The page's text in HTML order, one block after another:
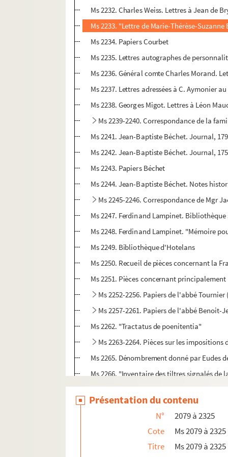
Ms 2232. Charles Weiss. Lettres à Jean de
Ms 2233. "Lettre de Marie-Thérèse-
Ms 2234. Papiers Courbet
Ms 2235. Lettres autographes de
Ms 2236. Général comte Charles Morand.
Ms 2237. Lettres adressées à C. Aymonier
Ms 2238. Georges Migot. Lettres à Léon
Ms 2239-2240. Correspondance de la
Ms 2241. Jean-Baptiste Béchet. Journal,
Ms 2242. Jean-Baptiste Béchet. Journal,
Ms 2243. Papiers Béchet
Ms 2244. Jean-Baptiste Béchet. Notes
Ms 2245-2246. Correspondance de Mgr
Ms 2247. Ferdinand Lampinet.
Ms 2248. Ferdinand Lampinet. "Mémoire
Ms 2249. Bibliothèque d'Hotelans
Ms 2250. Recueil de pièces concernant la
Ms 2251. Pièces concernant
Ms 2252-2256. Papiers de l'abbé Tournier
Ms 2257-2261. Papiers de l'abbé Benoit-
Ms 2262. "Tractatus de poenitentia"
Ms 2263-2264. Pièces sur les
Ms 2265. Dénombrement donné par
Ms 2266. "Inventaire des tiltres signalés de
Ms 2267. Recueil de pièces sur Quingey et
Ms 2268. "Reconnoissances de la
Ms 2269. Registre de délibérations de la
Ms 2270. Recherches sur Arlay
Ms 2271. Terrier de Belmont (Doubs), 1761-
Présentation du contenu
N°
2079 à 2325
Cote
Ms 2079 à 2325
Titre
Ms 2079 à 2325